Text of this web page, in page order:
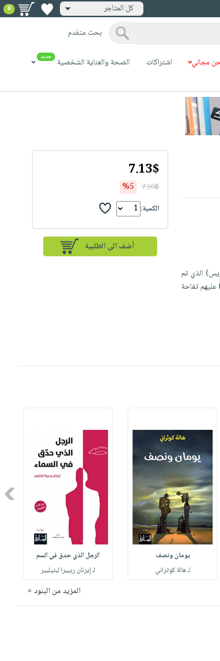
كل المتاجر 0
بحث متقدم
مجاني اشتراكات الصحة والعناية الشخصية جديد
الذي تم
تفاحة
7.13$
7.50$
%5
الكمية:
أضف الى الطلبية
يومان ونصف
لـ هالة كوثراني
الرجل الذي حدق في السم
لـ إيرنان ريبيرا ليتيليير
المزيد من البنود »